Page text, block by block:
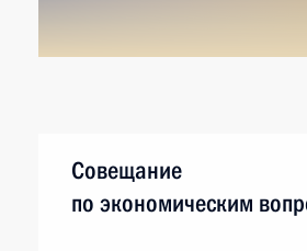
Совещание
по экономическим